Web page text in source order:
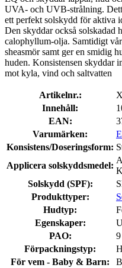
UVA- och UVB-strålning.
ett perfekt solskydd för aktiva
Den skyddar också solskadad
calophyllum-olja. Samtidigt
sheasmör samt ger en smidig
huden. Konsistensen skyddar
mot kyla, vind och saltvatten
Artikelnr.:
Innehåll:
EAN:
Varumärken:
Konsistens/Doseringsform:
Applicera solskyddsmedel:
Solskydd (SPF):
Produkttyper:
Hudtyp:
Egenskaper:
PAO:
Förpackningstyp:
För vem - Baby & Barn: